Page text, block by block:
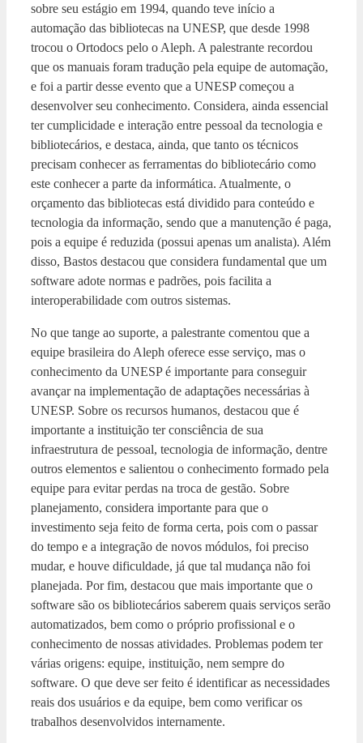
sobre seu estágio em 1994, quando teve início a
automação das bibliotecas na UNESP, que desde 1998
trocou o Ortodocs pelo o Aleph. A palestrante recordou
que os manuais foram tradução pela equipe de automação,
e foi a partir desse evento que a UNESP começou a
desenvolver seu conhecimento. Considera, ainda essencial
ter cumplicidade e interação entre pessoal da tecnologia e
bibliotecários, e destaca, ainda, que tanto os técnicos
precisam conhecer as ferramentas do bibliotecário como
este conhecer a parte da informática. Atualmente, o
orçamento das bibliotecas está dividido para conteúdo e
tecnologia da informação, sendo que a manutenção é paga,
pois a equipe é reduzida (possui apenas um analista). Além
disso, Bastos destacou que considera fundamental que um
software adote normas e padrões, pois facilita a
interoperabilidade com outros sistemas.
No que tange ao suporte, a palestrante comentou que a
equipe brasileira do Aleph oferece esse serviço, mas o
conhecimento da UNESP é importante para conseguir
avançar na implementação de adaptações necessárias à
UNESP. Sobre os recursos humanos, destacou que é
importante a instituição ter consciência de sua
infraestrutura de pessoal, tecnologia de informação, dentre
outros elementos e salientou o conhecimento formado pela
equipe para evitar perdas na troca de gestão. Sobre
planejamento, considera importante para que o
investimento seja feito de forma certa, pois com o passar
do tempo e a integração de novos módulos, foi preciso
mudar, e houve dificuldade, já que tal mudança não foi
planejada. Por fim, destacou que mais importante que o
software são os bibliotecários saberem quais serviços serão
automatizados, bem como o próprio profissional e o
conhecimento de nossas atividades. Problemas podem ter
várias origens: equipe, instituição, nem sempre do
software. O que deve ser feito é identificar as necessidades
reais dos usuários e da equipe, bem como verificar os
trabalhos desenvolvidos internamente.